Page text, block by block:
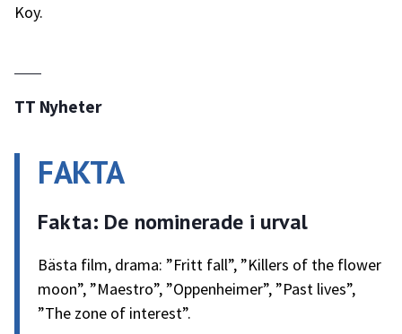
Koy.
TT Nyheter
FAKTA
Fakta: De nominerade i urval
Bästa film, drama: ”Fritt fall”, ”Killers of the flower
moon”, ”Maestro”, ”Oppenheimer”, ”Past lives”,
”The zone of interest”.